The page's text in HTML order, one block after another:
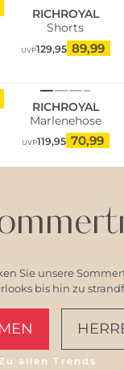
RICHROYAL
Shorts
UVP129,95 89,99
RICHROYAL
Marlenehose
UVP119,95 70,99
Sie unsere
bis hin zu
allen Trends